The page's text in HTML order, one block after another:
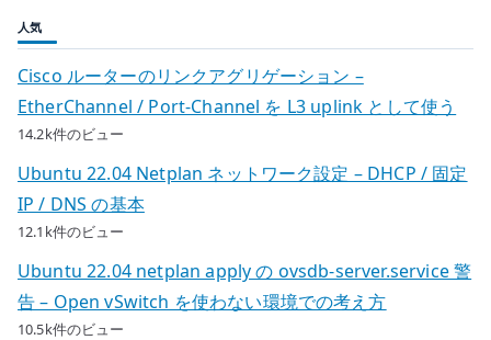
人気
Cisco ルーターのリンクアグリゲーション –
EtherChannel / Port-Channel を L3 uplink として使う
14.2k件のビュー
Ubuntu 22.04 Netplan ネットワーク設定 – DHCP / 固定
IP / DNS の基本
12.1k件のビュー
Ubuntu 22.04 netplan apply の ovsdb-server.service 警
告 – Open vSwitch を使わない環境での考え方
10.5k件のビュー